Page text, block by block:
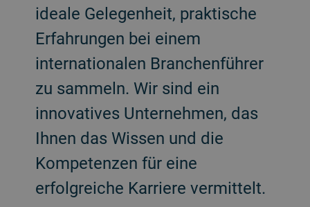
ideale Gelegenheit, praktische
Erfahrungen bei einem
internationalen Branchenführer
zu sammeln. Wir sind ein
innovatives Unternehmen, das
Ihnen das Wissen und die
Kompetenzen für eine
erfolgreiche Karriere vermittelt.